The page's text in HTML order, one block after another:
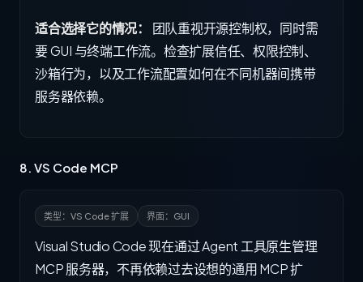
适合选择它的情况：
团队重视开源控制权，同时需
要 GUI 与终端工作流。检查扩展信任、权限控制、
沙箱行为，以及工作流配置如何在不同机器间携带
服务器依赖。
8. VS Code MCP
类型：VS Code 扩展 界面：GUI
Visual Studio Code 现在通过 Agent 工具原生管理
MCP 服务器，不再依赖过去设想的通用 MCP 扩